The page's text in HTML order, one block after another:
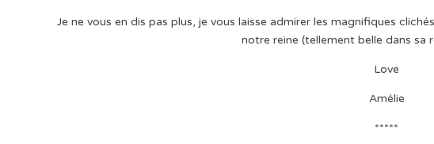
Je ne vous en dis pas plus, je vous laisse admirer les magnifiques
notre reine (tellement belle dans sa
Love
Amélie
*****